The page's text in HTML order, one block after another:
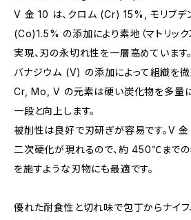
V 金 10 は、クロム (Cr) 15%, モリブ
(Co)1.5% の添加により素地（マトリック
実現、刃の永切れ性を一層高めています。
バナジウム (V) の添加によって組織を微
Cr, Mo, V の元素は硬い炭化物を多量
一段と向上します。
被削性は良好で刃研ぎが容易です。V
二次硬化が現れるので、約 450℃までの
を施すような刃物にも最適です。
優れた耐食性と切れ味で包丁からナイ